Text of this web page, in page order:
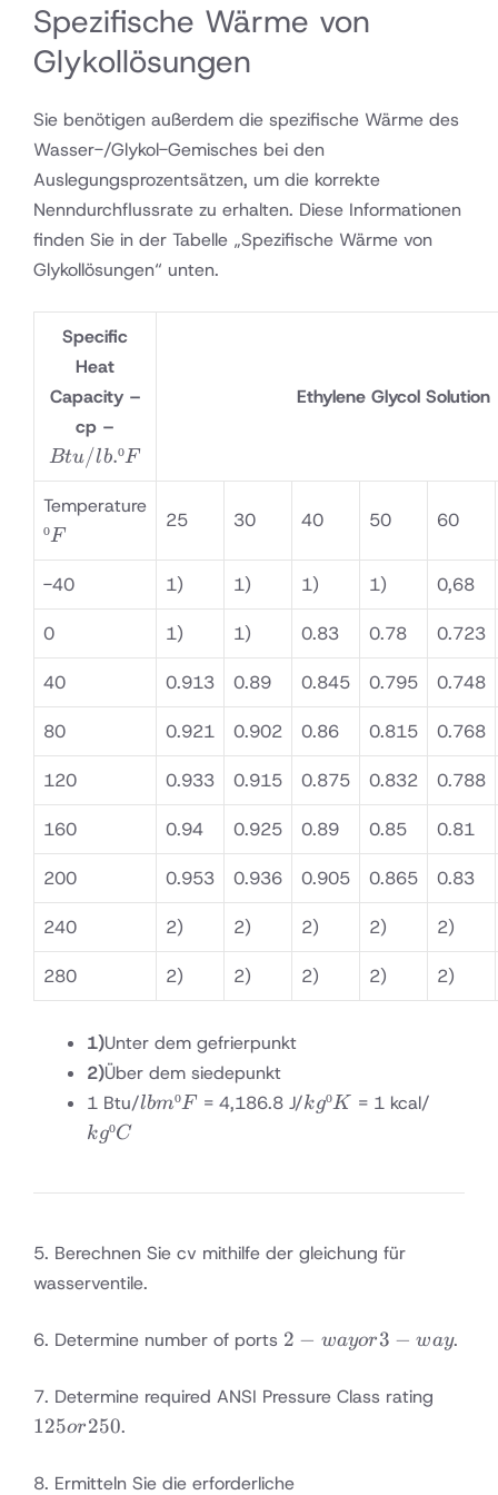
Spezifische Wärme von
Glykollösungen
Sie benötigen außerdem die spezifische Wärme des
Wasser-/Glykol-Gemisches bei den
Auslegungsprozentsätzen, um die korrekte
Nenndurchflussrate zu erhalten. Diese Informationen
finden Sie in der Tabelle „Spezifische Wärme von
Glykollösungen“ unten.
Specific
Heat
Capacity –
cp –
Btu/lb.ºF
Ethylene Glycol Solution
Temperature
ºF
ºF
25 30 40 50 60
-40 1) 1) 1) 1) 0,68
0 1) 1) 0.83 0.78 0.723
40 0.913 0.89 0.845 0.795 0.748
80 0.921 0.902 0.86 0.815 0.768
120 0.933 0.915 0.875 0.832 0.788
160 0.94 0.925 0.89 0.85 0.81
200 0.953 0.936 0.905 0.865 0.83
240 2) 2) 2) 2) 2)
280 2) 2) 2) 2) 2)
1)Unter dem gefrierpunkt
2)Über dem siedepunkt
1 Btu/lbmºF
lbmºF = 4,186.8 J/kgºK
kgºK = 1 kcal/
kgºC
5. Berechnen Sie cv mithilfe der gleichung für
wasserventile.
6. Determine number of ports 2-
or
2 − wayor3 − way.
7. Determine required ANSI Pressure Class rating
125or250.
8. Ermitteln Sie die erforderliche